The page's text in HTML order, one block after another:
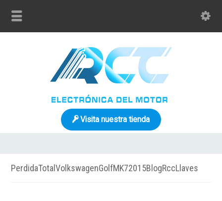
Visita nuestra tienda
PerdidaTotalVolkswagenGolfMK72015BlogRccLlaves